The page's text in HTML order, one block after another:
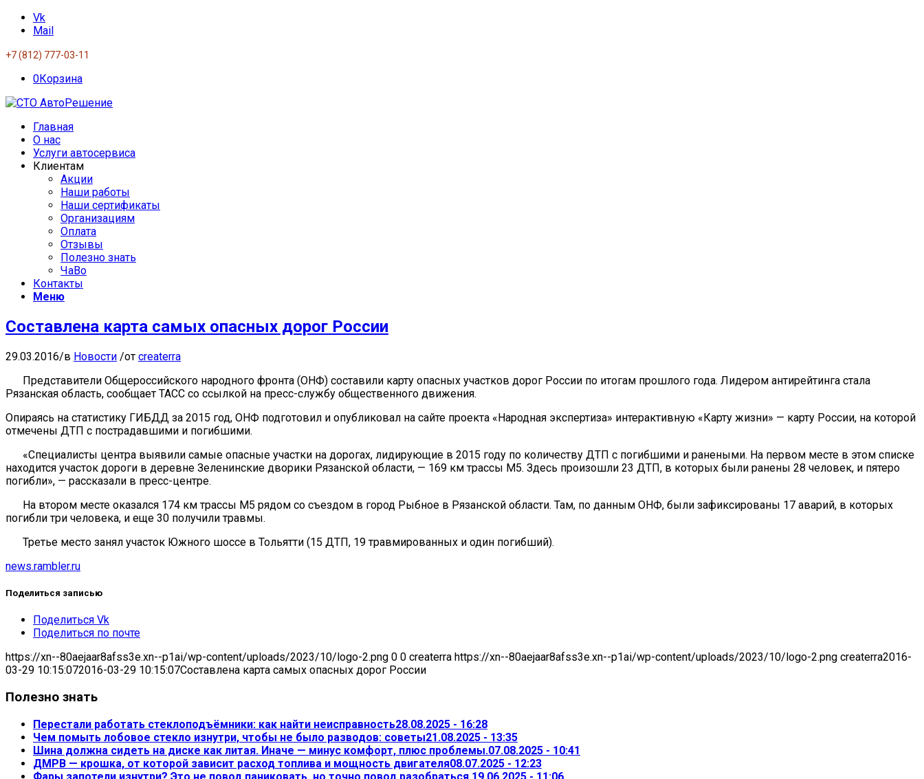
Vk
Mail
+7 (812) 777-03-11
0Корзина
Главная
О нас
Услуги автосервиса
Клиентам
Акции
Наши работы
Наши сертификаты
Организациям
Оплата
Отзывы
Полезно знать
ЧаВо
Контакты
Меню
Составлена карта самых опасных дорог России
29.03.2016/в Новости /от createrra
Представители Общероссийского народного фронта (ОНФ) составили карту опасных участков дорог России по итогам прошлого года. Лидером антирейтинга стала
Рязанская область, сообщает ТАСС со ссылкой на пресс-службу общественного движения.
Опираясь на статистику ГИБДД за 2015 год, ОНФ подготовил и опубликовал на сайте проекта «Народная экспертиза» интерактивную «Карту жизни» — карту России, на которой
отмечены ДТП с пострадавшими и погибшими.
«Специалисты центра выявили самые опасные участки на дорогах, лидирующие в 2015 году по количеству ДТП с погибшими и ранеными. На первом месте в этом списке
находится участок дороги в деревне Зеленинские дворики Рязанской области, — 169 км трассы М5. Здесь произошли 23 ДТП, в которых были ранены 28 человек, и пятеро
погибли», — рассказали в пресс-центре.
На втором месте оказался 174 км трассы М5 рядом со съездом в город Рыбное в Рязанской области. Там, по данным ОНФ, были зафиксированы 17 аварий, в которых
погибли три человека, и еще 30 получили травмы.
Третье место занял участок Южного шоссе в Тольятти (15 ДТП, 19 травмированных и один погибший).
news.rambler.ru
Поделиться записью
Поделиться Vk
Поделиться по почте
https://xn--80aejaar8afss3e.xn--p1ai/wp-content/uploads/2023/10/logo-2.png 0 0 createrra https://xn--80aejaar8afss3e.xn--p1ai/wp-content/uploads/2023/10/logo-2.png createrra2016-
03-29 10:15:072016-03-29 10:15:07Составлена карта самых опасных дорог России
Полезно знать
Перестали работать стеклоподъёмники: как найти неисправность28.08.2025 - 16:28
Чем помыть лобовое стекло изнутри, чтобы не было разводов: советы21.08.2025 - 13:35
Шина должна сидеть на диске как литая. Иначе — минус комфорт, плюс проблемы.07.08.2025 - 10:41
ДМРВ — крошка, от которой зависит расход топлива и мощность двигателя08.07.2025 - 12:23
Фары запотели изнутри? Это не повод паниковать, но точно повод разобраться.19.06.2025 - 11:06